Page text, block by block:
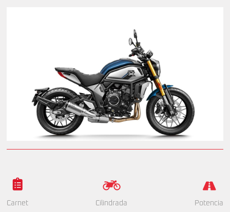
Carnet Cilindrada Potencia